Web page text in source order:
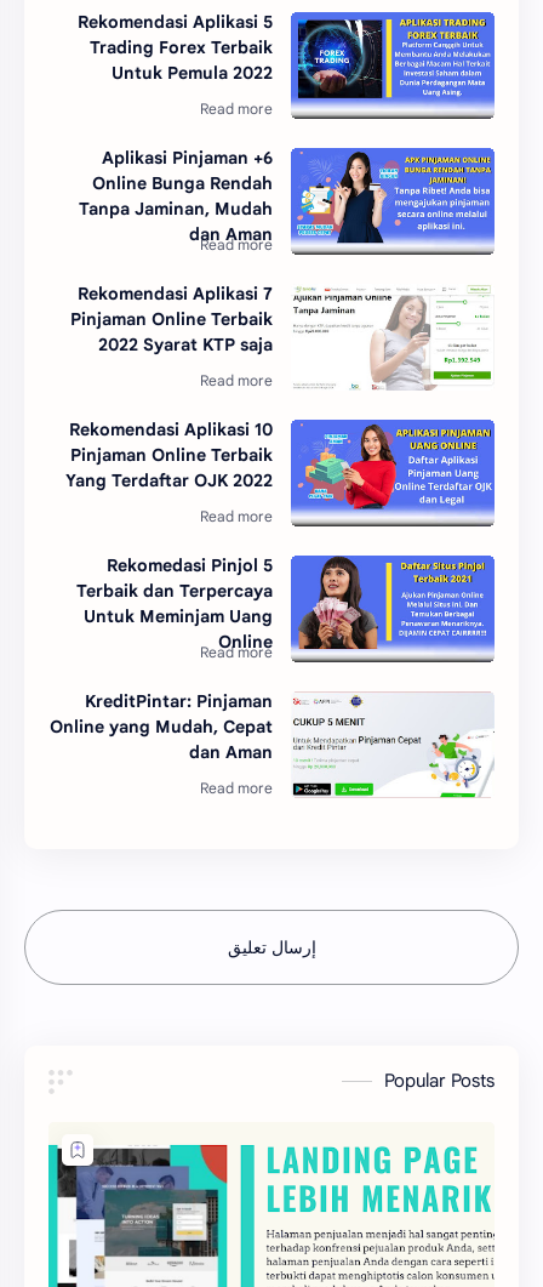
5 Rekomendasi Aplikasi
Trading Forex Terbaik
Untuk Pemula 2022
6+ Aplikasi Pinjaman
Online Bunga Rendah
Tanpa Jaminan, Mudah
dan Aman
7 Rekomendasi Aplikasi
Pinjaman Online Terbaik
2022 Syarat KTP saja
10 Rekomendasi Aplikasi
Pinjaman Online Terbaik
Yang Terdaftar OJK 2022
5 Rekomedasi Pinjol
Terbaik dan Terpercaya
Untuk Meminjam Uang
Online
KreditPintar: Pinjaman
Online yang Mudah, Cepat
dan Aman
إرسال تعليق
Popular Posts